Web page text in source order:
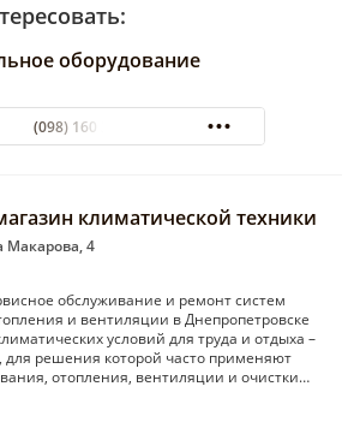
оборудование
(098) 160 37 37
климатической техники
Макарова, 4
обслуживание и ремонт систем
и вентиляции в Днепропетровске
условий для труда и отдыха –
для решения которой часто применяют
отопления, вентиляции и очистки…